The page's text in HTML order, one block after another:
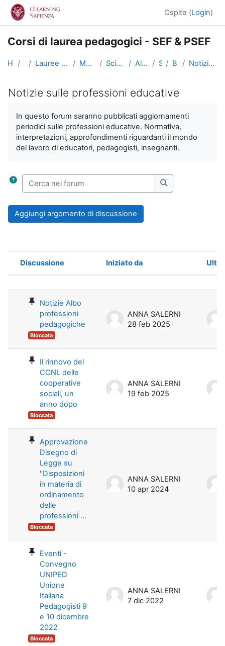
Vai al contenuto principale
Ospite (Login)
Corsi di laurea pedagogici - SEF & PSEF
Home Corsi Lauree triennali, magistrali, a ciclo unico Medicina e Psicologia Scienze dell'Educazione Altri insegnamenti SciEdu2 Benvenuti! Notizie sulle professioni educative
Notizie sulle professioni educative
In questo forum saranno pubblicati aggiornamenti
periodici sulle professioni educative. Normativa,
interpretazioni, approfondimenti riguardanti il mondo
del lavoro di educatori, pedagogisti, insegnanti.
Cerca nei forum
Cerca nei forum
Aggiungi argomento di discussione
Stato
Discussione Iniziato da
Notizie Albo
professioni
pedagogiche
Bloccata
ANNA SALERNI
28 feb 2025
Il rinnovo del
CCNL delle
cooperative
sociali, un
anno dopo
Bloccata
ANNA SALERNI
19 feb 2025
Approvazione
Disegno di
Legge su
"Disposizioni
in materia di
ordinamento
delle
professioni ...
Bloccata
ANNA SALERNI
10 apr 2024
Eventi -
Convegno
UNIPED
Unione
Italiana
Pedagogisti 9
e 10 dicembre
2022
Bloccata
ANNA SALERNI
7 dic 2022